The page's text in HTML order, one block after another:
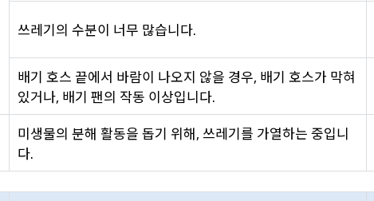
쓰레기의 수분이 너무 많습니다.
배기 호스 끝에서 바람이 나오지 않을 경우, 배기 호스가 막혀
있거나, 배기 팬의 작동 이상입니다.
미생물의 분해 활동을 돕기 위해, 쓰레기를 가열하는 중입니
다.